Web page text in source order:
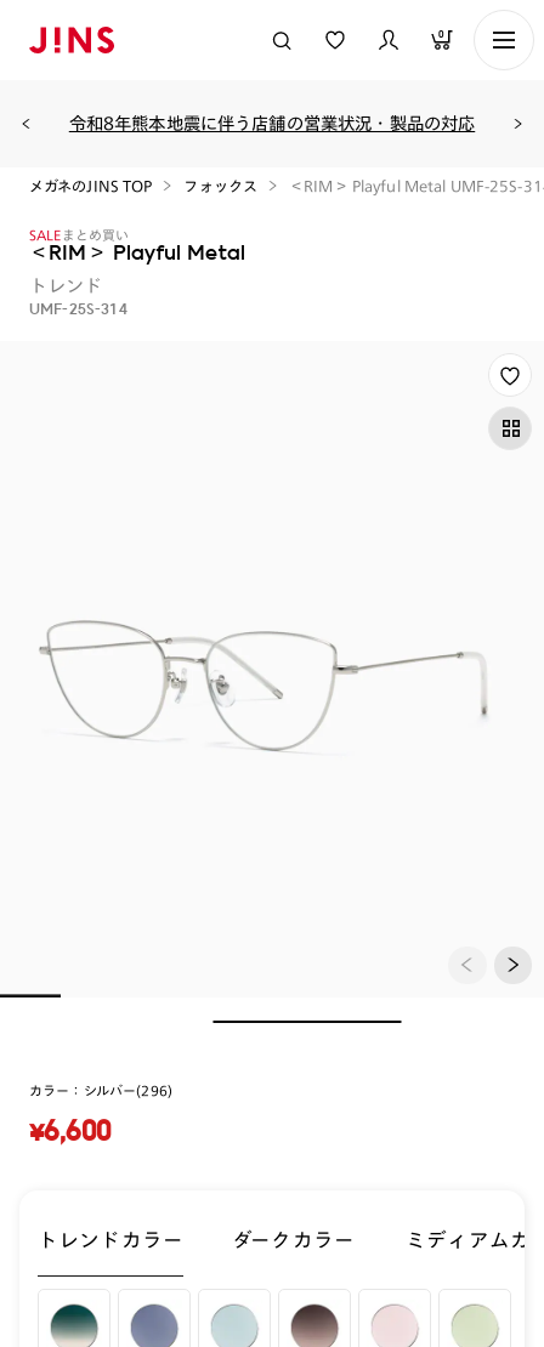
0
令和8年熊本地震に伴う店舗の営業状況・製品の対応
メガネのJINS TOP フォックス ＜RIM＞ Playful Metal UMF-25S-
SALE まとめ買い
＜RIM＞ Playful Metal
トレンド
UMF-25S-314
カラー： シルバー(296)
¥6,600
トレンドカラー ダークカラー ミディアムカ